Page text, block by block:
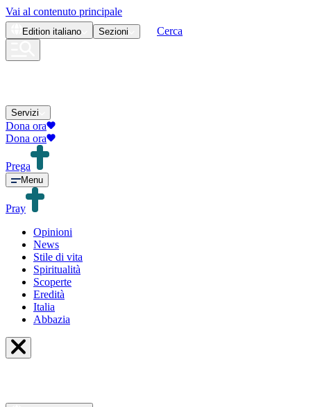
Vai al contenuto principale
Edition italiano Sezioni Cerca
Servizi
Dona ora
Dona ora
Prega
Menu
Pray
Opinioni
News
Stile di vita
Spiritualità
Scoperte
Eredità
Italia
Abbazia